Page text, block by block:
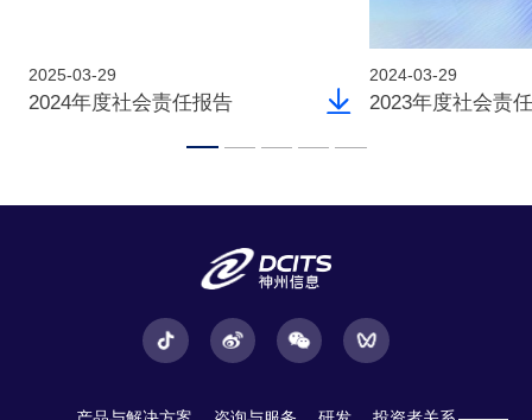
2025-03-29
2024年度社会责任报告
2024-03-29
2023年度社会责